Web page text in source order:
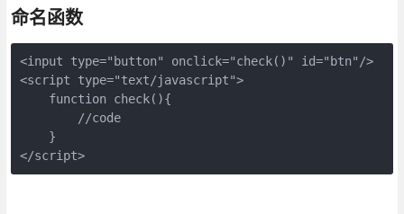
命名函数
<input type="button" onclick="check()" id="btn"/>
<script type="text/javascript">
    function check(){
        //code
    }
</script>